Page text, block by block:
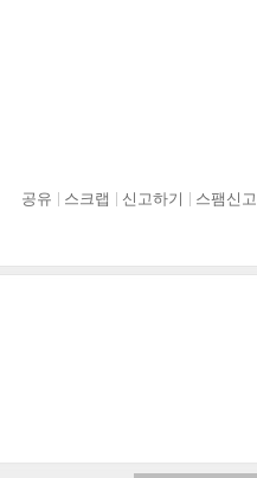
공유 스크랩 신고하기 스팸신고